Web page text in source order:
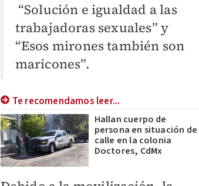
“Solución e igualdad a las
trabajadoras sexuales” y
“Esos mirones también son
maricones”.
Te recomendamos leer...
Hallan cuerpo de
persona en situación de
calle en la colonia
Doctores, CdMx